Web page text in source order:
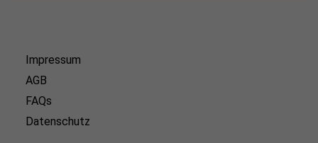
Impressum
AGB
FAQs
Datenschutz